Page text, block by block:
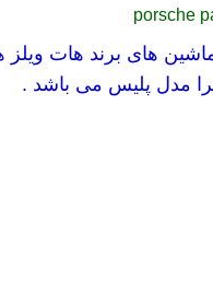
porsche
های برند هات ویلز
مدل پلیس می باشد .